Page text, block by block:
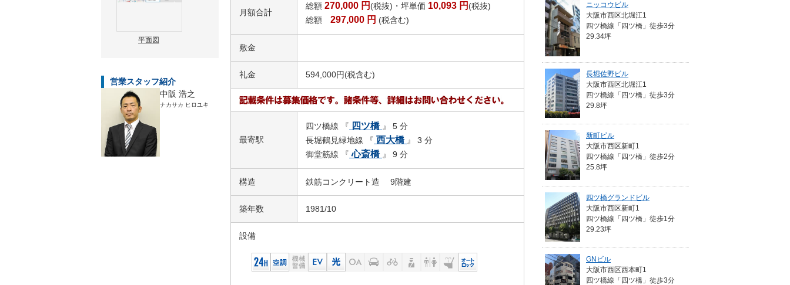
平面図
営業スタッフ紹介
中阪 浩之
ナカサカ ヒロユキ
月額合計
総額 270,000 円 (税抜)・坪単価 10,093 円 (税抜)
総額 297,000 円 (税含む)
敷金
礼金 594,000円(税含む)
最寄駅
四ツ橋線 『 四ツ橋 』 5 分
長堀鶴見緑地線 『 西大橋 』 3 分
御堂筋線 『 心斎橋 』 9 分
構造 鉄筋コンクリート造 9階建
築年数 1981/10
設備
ニッコウビル
大阪市西区北堀江1
四ツ橋線「四ツ橋」徒歩3分
29.34坪
長堀佐野ビル
大阪市西区北堀江1
四ツ橋線「四ツ橋」徒歩3分
29.8坪
新町ビル
大阪市西区新町1
四ツ橋線「四ツ橋」徒歩2分
25.8坪
四ツ橋グランドビル
大阪市西区新町1
四ツ橋線「四ツ橋」徒歩1分
29.23坪
GNビル
大阪市西区西本町1
四ツ橋線「四ツ橋」徒歩3分